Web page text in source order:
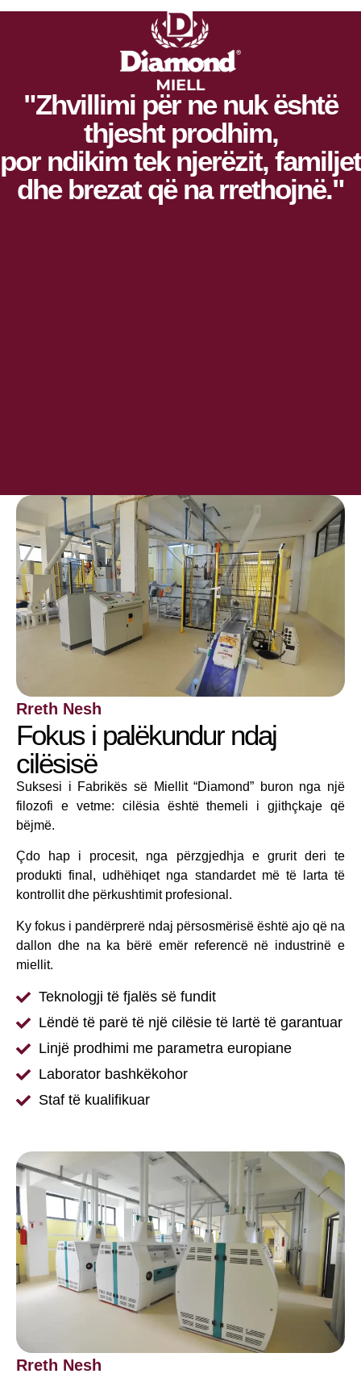
"Zhvillimi për ne nuk është
thjesht prodhim,
por ndikim tek njerëzit, familjet
dhe brezat që na rrethojnë."
Rreth Nesh
Fokus i palëkundur ndaj
cilësisë
Suksesi i Fabrikës së Miellit “Diamond” buron nga një
filozofi e vetme: cilësia është themeli i gjithçkaje që
bëjmë.
Çdo hap i procesit, nga përzgjedhja e grurit deri te
produkti final, udhëhiqet nga standardet më të larta të
kontrollit dhe përkushtimit profesional.
Ky fokus i pandërprerë ndaj përsosmërisë është ajo që na
dallon dhe na ka bërë emër referencë në industrinë e
miellit.
Teknologji të fjalës së fundit
Lëndë të parë të një cilësie të lartë të garantuar
Linjë prodhimi me parametra europiane
Laborator bashkëkohor
Staf të kualifikuar
Rreth Nesh